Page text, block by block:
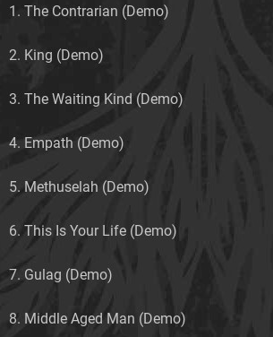
1. The Contrarian (Demo)
2. King (Demo)
3. The Waiting Kind (Demo)
4. Empath (Demo)
5. Methuselah (Demo)
6. This Is Your Life (Demo)
7. Gulag (Demo)
8. Middle Aged Man (Demo)